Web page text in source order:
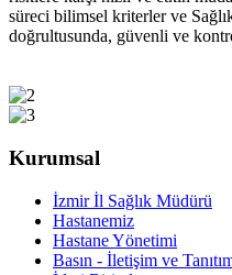
süreci bilimsel kriterler ve
doğrultusunda, güvenli ve
Kurumsal
İzmir İl Sağlık Müdürü
Hastanemiz
Hastane Yönetimi
Basın - İletişim ve